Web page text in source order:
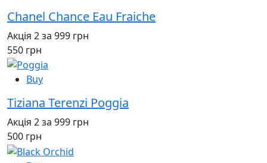
Chanel Chance Eau Fraiche
Акція 2 за 999 грн
550 грн
Buy
Tiziana Terenzi Poggia
Акція 2 за 999 грн
500 грн